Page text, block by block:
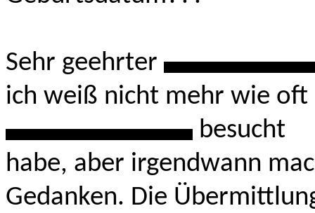
Sehr geehrter
ich weiß nicht mehr wie oft
************** besucht
habe, aber irgendwann
Gedanken. Die